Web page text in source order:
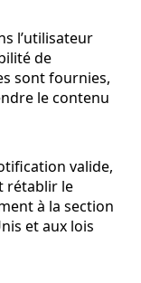
l’utilisateur
de
sont fournies,
le contenu
valide,
rétablir le
à la section
et aux lois